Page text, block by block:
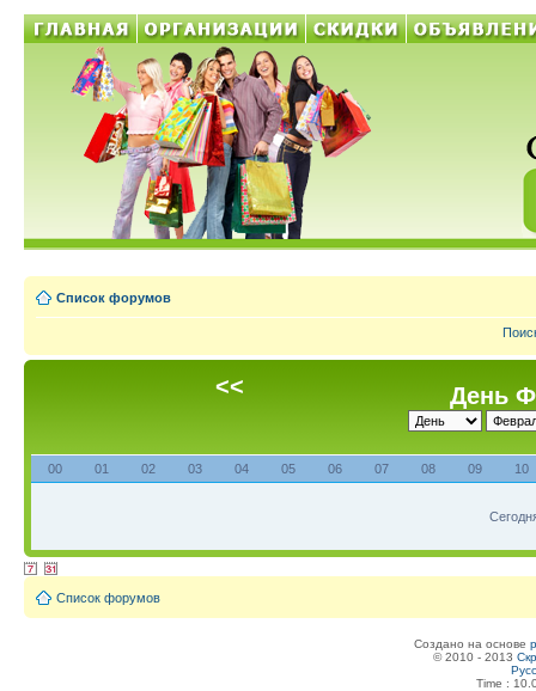
Список форумов
<< День
00 01 02 03 04 05 06 07 08 09 10
Список форумов
Создано на основе
© 2010 - 2013
Time :